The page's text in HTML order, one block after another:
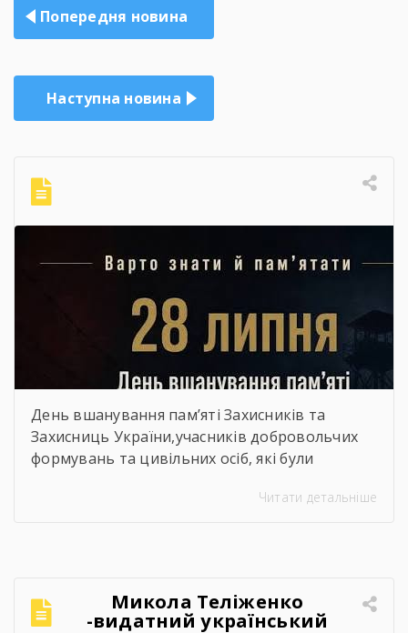
Навігація
записів
Попередня новина
Наступна новина
День вшанування пам’яті Захисників та
Захисниць України,учасників добровольчих
формувань та цивільних осіб, які були
Читати детальніше
Микола Теліженко
-видатний український